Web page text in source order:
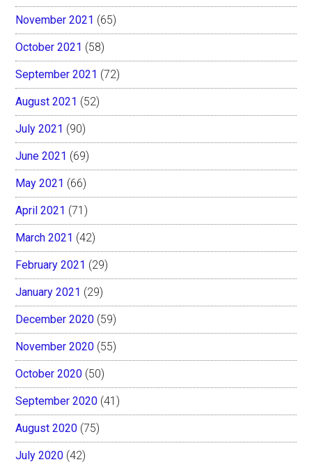
November 2021 (65)
October 2021 (58)
September 2021 (72)
August 2021 (52)
July 2021 (90)
June 2021 (69)
May 2021 (66)
April 2021 (71)
March 2021 (42)
February 2021 (29)
January 2021 (29)
December 2020 (59)
November 2020 (55)
October 2020 (50)
September 2020 (41)
August 2020 (75)
July 2020 (42)